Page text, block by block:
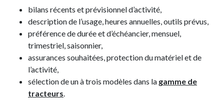
bilans récents et prévisionnel d’activité,
description de l’usage, heures annuelles, outils prévus,
préférence de durée et d’échéancier, mensuel,
trimestriel, saisonnier,
assurances souhaitées, protection du matériel et de
l’activité,
sélection de un à trois modèles dans la gamme de
tracteurs.